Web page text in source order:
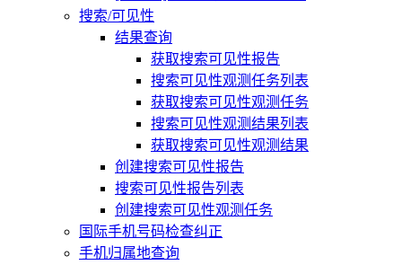
搜索/可见性
结果查询
获取搜索可见性报告
搜索可见性观测任务列表
获取搜索可见性观测任务
搜索可见性观测结果列表
获取搜索可见性观测结果
创建搜索可见性报告
搜索可见性报告列表
创建搜索可见性观测任务
国际手机号码检查纠正
手机归属地查询